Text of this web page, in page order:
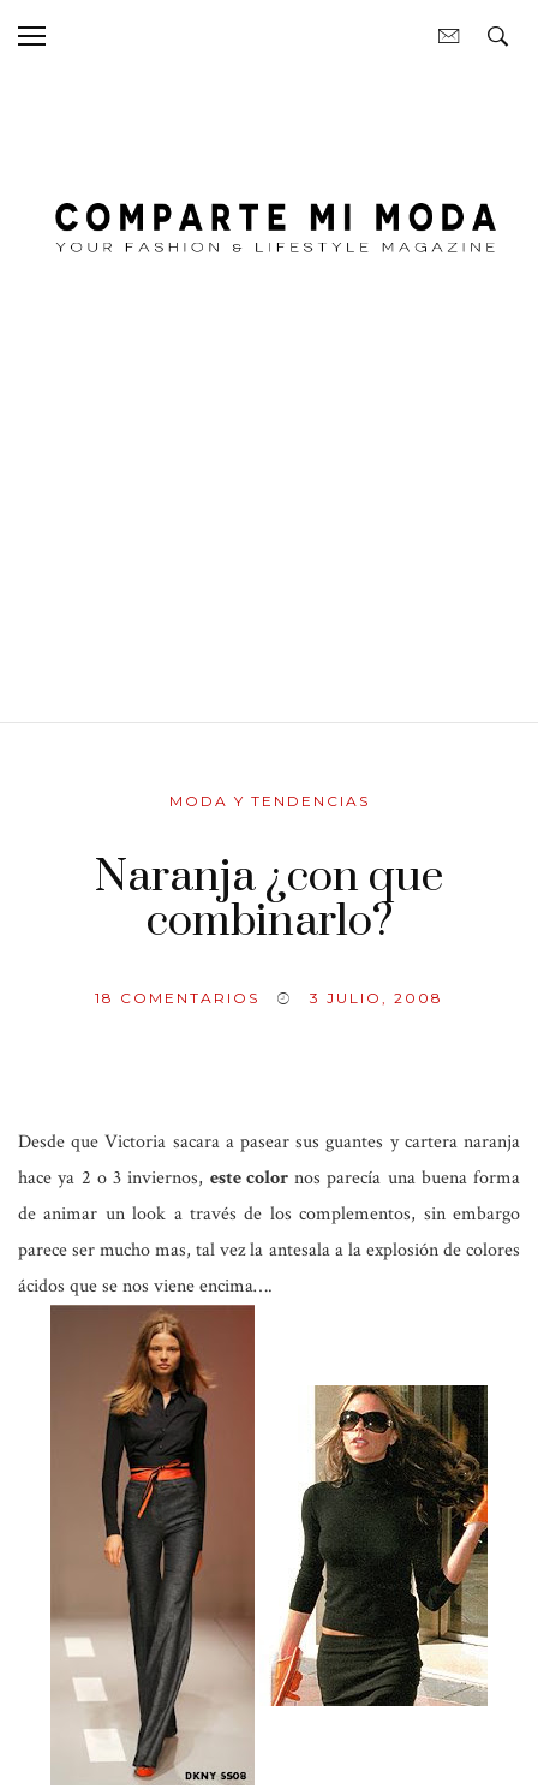
MODA Y TENDENCIAS
Naranja ¿con que
combinarlo?
18 COMENTARIOS 3 JULIO, 2008
Desde que Victoria sacara a pasear sus guantes y cartera naranja
hace ya 2 o 3 inviernos, este colornos parecía una buena forma
de animar un look a través de los complementos, sin embargo
parece ser mucho mas, tal vez la antesala a la explosión de colores
ácidos que se nos viene encima….